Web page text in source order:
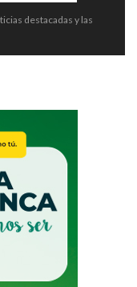
destacadas y las